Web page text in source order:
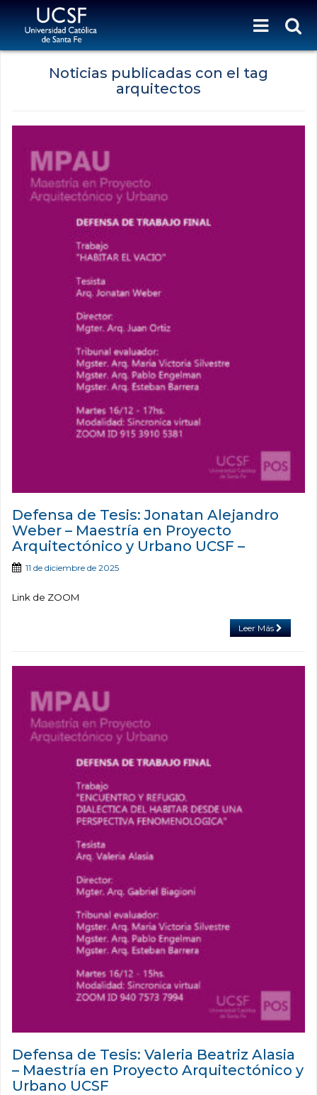
Noticias publicadas con el tag
arquitectos
Defensa de Tesis: Jonatan Alejandro
Weber – Maestría en Proyecto
Arquitectónico y Urbano UCSF –
11 de diciembre de 2025
Link de ZOOM
Leer Más
Defensa de Tesis: Valeria Beatriz Alasia
– Maestría en Proyecto Arquitectónico y
Urbano UCSF